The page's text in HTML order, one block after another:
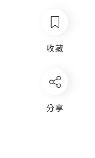
收藏
分享